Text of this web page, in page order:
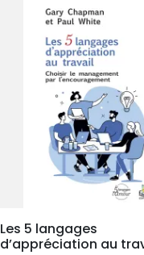
search
Les 5 langages
d’appréciation au